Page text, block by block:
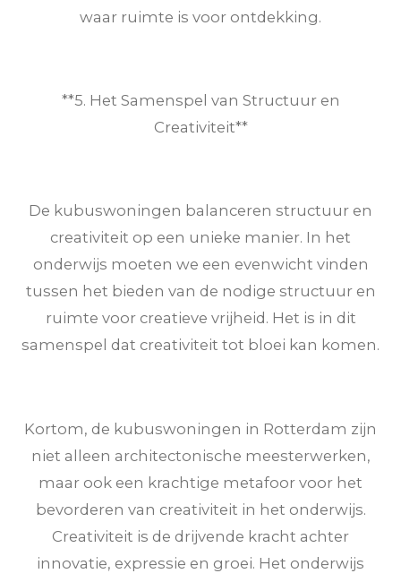
waar ruimte is voor ontdekking.
**5. Het Samenspel van Structuur en
Creativiteit**
De kubuswoningen balanceren structuur en
creativiteit op een unieke manier. In het
onderwijs moeten we een evenwicht vinden
tussen het bieden van de nodige structuur en
ruimte voor creatieve vrijheid. Het is in dit
samenspel dat creativiteit tot bloei kan komen.
Kortom, de kubuswoningen in Rotterdam zijn
niet alleen architectonische meesterwerken,
maar ook een krachtige metafoor voor het
bevorderen van creativiteit in het onderwijs.
Creativiteit is de drijvende kracht achter
innovatie, expressie en groei. Het onderwijs